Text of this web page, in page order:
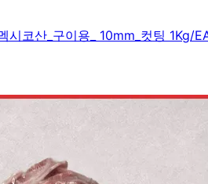
코산_구이용_ 10mm_컷팅 1Kg/